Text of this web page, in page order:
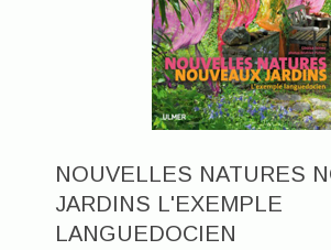
NOUVELLES NATURES
JARDINS L'EXEMPLE
LANGUEDOCIEN